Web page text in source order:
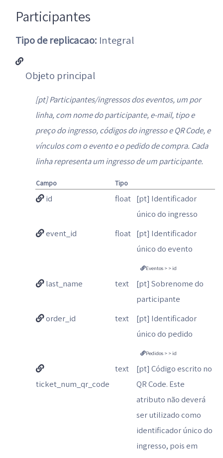
Participantes
Tipo de replicacao: Integral
Objeto principal
[pt] Participantes/ingressos dos eventos, um por
linha, com nome do participante, e-mail, tipo e
preço do ingresso, códigos do ingresso e QR Code, e
vínculos com o evento e o pedido de compra. Cada
linha representa um ingresso de um participante.
Campo Tipo
id float [pt] Identificador
único do ingresso
event_id
float [pt] Identificador
único do evento
Eventos > > id
last_name text
[pt] Sobrenome do
participante
order_id
text
[pt] Identificador
único do pedido
Pedidos > > id
ticket_num_qr_code
text
[pt] Código escrito no
QR Code. Este
atributo não deverá
ser utilizado como
identificador único do
ingresso, pois em